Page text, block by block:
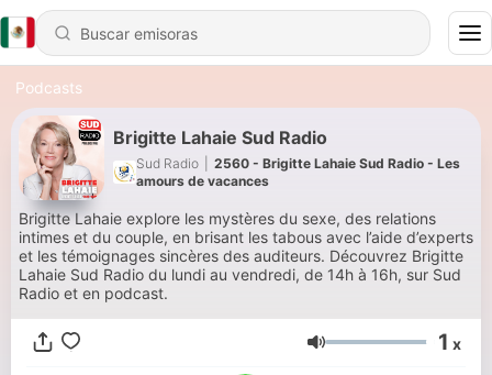
Podcasts
Brigitte Lahaie Sud Radio
Sud Radio
2560 - Brigitte Lahaie Sud Radio - Les
amours de vacances
Brigitte Lahaie explore les mystères du sexe, des relations
intimes et du couple, en brisant les tabous avec l’aide d’experts
et les témoignages sincères des auditeurs. Découvrez Brigitte
Lahaie Sud Radio du lundi au vendredi, de 14h à 16h, sur Sud
Radio et en podcast.
Volumen 1 x